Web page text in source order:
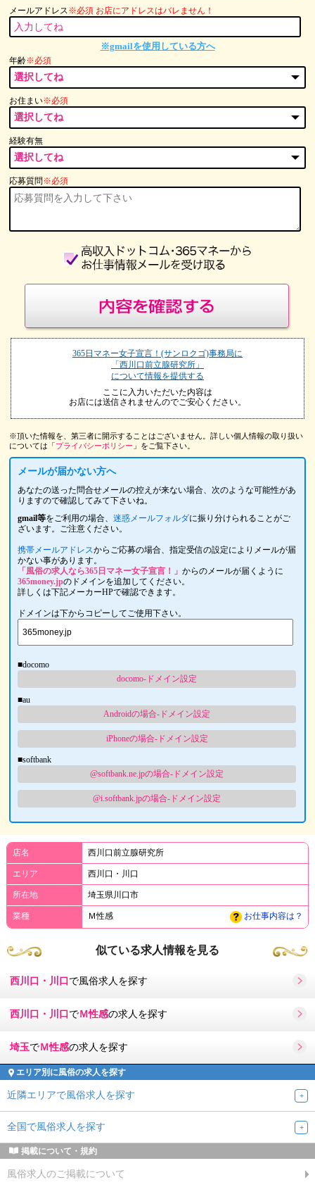
メールアドレス※必須 お店にアドレスはバレません！
※gmailを使用している方へ
年齢※必須
お住まい※必須
経験有無
応募質問※必須
365日マネー女子宣言！(サンロクゴ)事務局に
「西川口前立腺研究所」
について情報を提供する
ここに入力いただいた内容は
お店には送信されませんのでご安心ください。
※頂いた情報を、第三者に開示することはございません。詳しい個人情報の取り扱い
については「プライバシーポリシー 」をご覧下さい。
メールが届かない方へ
あなたの送った問合せメールの控えが来ない場合、次のような可能性があ
りますので確認してみて下さいね。
gmail等をご利用の場合、迷惑メールフォルダに振り分けられることがご
ざいます。ご注意ください。
携帯メールアドレスからご応募の場合、指定受信の設定によりメールが届
かない事があります。
「風俗の求人なら365日マネー女子宣言！」からのメールが届くように
365money.jpのドメインを追加してください。
詳しくは下記メーカーHPで確認できます。
ドメインは下からコピーしてご使用下さい。
■docomo
docomo-ドメイン設定
■au
Androidの場合-ドメイン設定
iPhoneの場合-ドメイン設定
■softbank
@softbank.ne.jpの場合-ドメイン設定
@i.softbank.jpの場合-ドメイン設定
店名 西川口前立腺研究所
エリア 西川口・川口
所在地 埼玉県川口市
業種 Ｍ性感 お仕事内容は？
似ている求人情報を見る
西川口・川口 で風俗求人を探す
西川口・川口 でＭ性感の求人を探す
埼玉でＭ性感の求人を探す
エリア別に風俗の求人を探す
近隣エリアで風俗求人を探す
全国で風俗求人を探す
掲載について・規約
風俗求人のご掲載について